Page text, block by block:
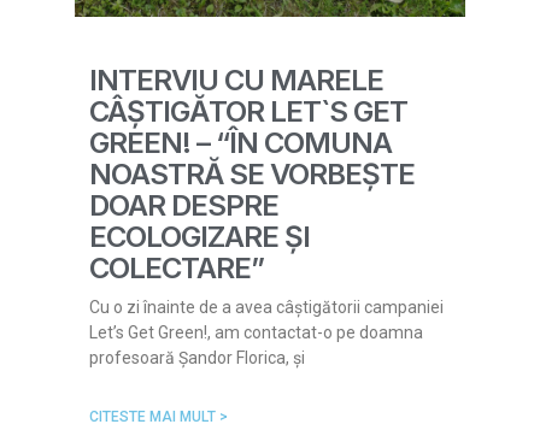
INTERVIU CU MARELE
CÂȘTIGĂTOR LET`S GET
GREEN! – “ÎN COMUNA
NOASTRĂ SE VORBEȘTE
DOAR DESPRE
ECOLOGIZARE ȘI
COLECTARE”
Cu o zi înainte de a avea câștigătorii campaniei
Let’s Get Green!, am contactat-o pe doamna
profesoară Șandor Florica, și
CITESTE MAI MULT >